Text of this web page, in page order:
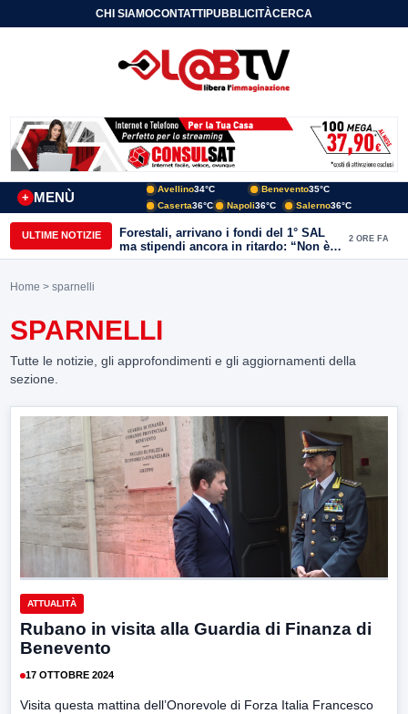
CHI SIAMOCONTATTIPUBBLICITÀCERCA
MENÙ
+
Avellino34°C Benevento35°C
Caserta36°C Napoli36°C Salerno36°C
ULTIME NOTIZIE
Forestali, arrivano i fondi del 1° SAL
ma stipendi ancora in ritardo: “Non è
più sostenibile”
2 ORE FA
Home > sparnelli
SPARNELLI
Tutte le notizie, gli approfondimenti e gli aggiornamenti della
sezione.
ATTUALITÀ
Rubano in visita alla Guardia di Finanza di
Benevento
17 OTTOBRE 2024
Visita questa mattina dell’Onorevole di Forza Italia Francesco